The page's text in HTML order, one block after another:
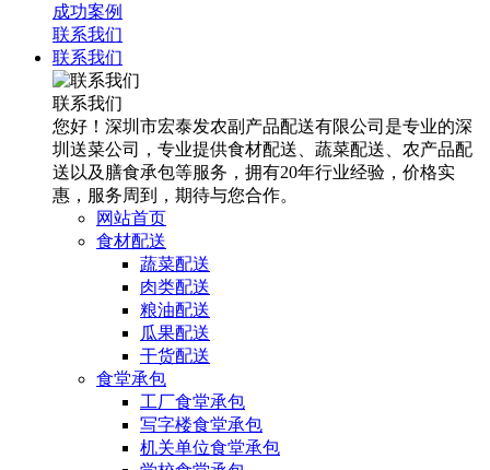
成功案例
联系我们
联系我们
联系我们
您好！深圳市宏泰发农副产品配送有限公司是专业的深
圳送菜公司，专业提供食材配送、蔬菜配送、农产品配
送以及膳食承包等服务，拥有20年行业经验，价格实
惠，服务周到，期待与您合作。
网站首页
食材配送
蔬菜配送
肉类配送
粮油配送
瓜果配送
干货配送
食堂承包
工厂食堂承包
写字楼食堂承包
机关单位食堂承包